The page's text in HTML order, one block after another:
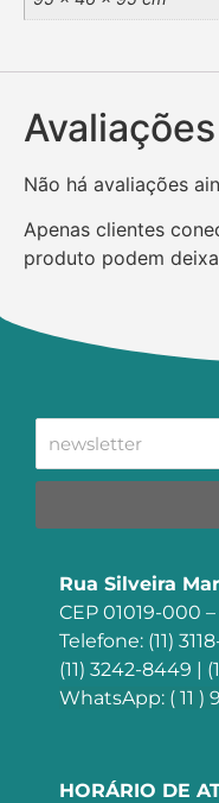
Avaliações
Não há avaliações
Apenas clientes
produto podem
Rua Silveira
CEP 01019-000
Telefone: (11)
(11) 3242-8449 |
WhatsApp: ( 11 )
HORÁRIO DE